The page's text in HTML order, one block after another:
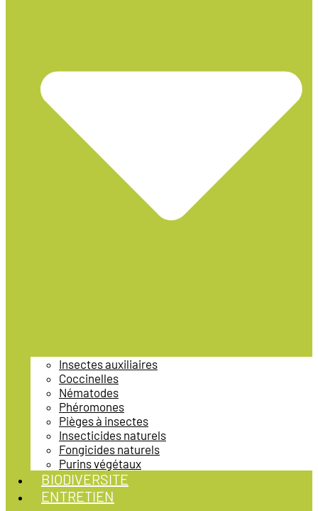
Insectes auxiliaires
Coccinelles
Nématodes
Phéromones
Pièges à insectes
Insecticides naturels
Fongicides naturels
Purins végétaux
BIODIVERSITE
ENTRETIEN